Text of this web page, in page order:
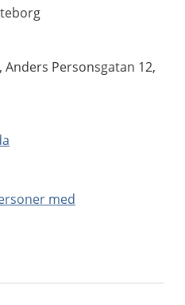
Personsgatan 12,
med